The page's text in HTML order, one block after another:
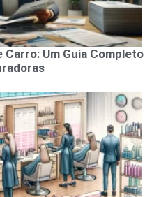
Um Guia Completo